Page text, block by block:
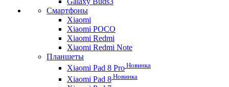
Смартфоны
Xiaomi
Xiaomi POCO
Xiaomi Redmi
Xiaomi Redmi Note
Планшеты
Xiaomi Pad 8 Pro Новинка
Xiaomi Pad 8 Новинка